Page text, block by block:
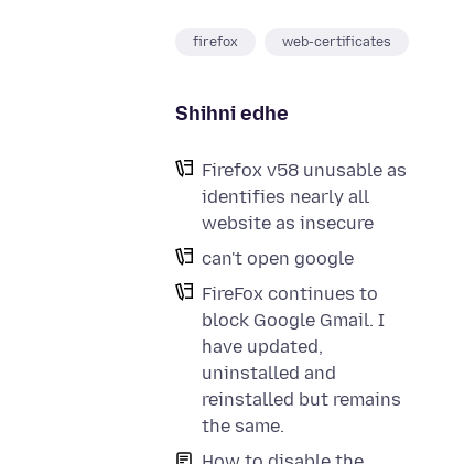
firefox web-certificates
Shihni edhe
Firefox v58 unusable as
identifies nearly all
website as insecure
can't open google
FireFox continues to
block Google Gmail. I
have updated,
uninstalled and
reinstalled but remains
the same.